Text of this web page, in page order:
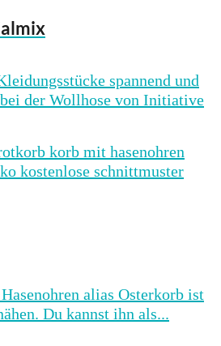
spannend und
der Wollhose von Initiative
alias Osterkorb ist
Du kannst ihn als...